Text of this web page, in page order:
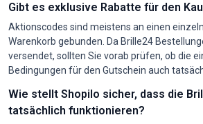
Gibt es exklusive Rabatte für den
Aktionscodes sind meistens an einen
Warenkorb gebunden. Da Brille24
versendet, sollten Sie vorab prüfen, ob die
Bedingungen für den Gutschein auch
Wie stellt Shopilo sicher, dass die
tatsächlich funktionieren?